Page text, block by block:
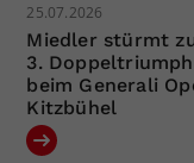
25.07.2026
Miedler stürmt
3. Doppeltriumph
beim Generali
Kitzbühel